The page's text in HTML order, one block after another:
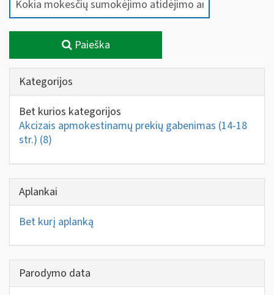
Paieška
Kategorijos
Bet kurios kategorijos
Akcizais apmokestinamų prekių gabenimas (14-18
str.) (8)
Aplankai
Bet kurį aplanką
Parodymo data